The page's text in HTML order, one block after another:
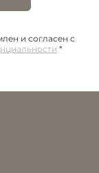
и согласен с
*